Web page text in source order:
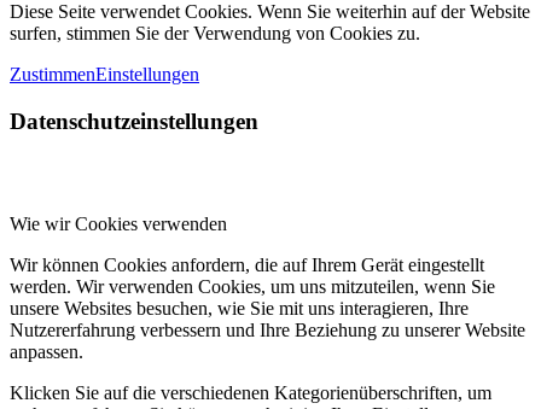
Diese Seite verwendet Cookies. Wenn Sie weiterhin auf der Website
surfen, stimmen Sie der Verwendung von Cookies zu.
ZustimmenEinstellungen
Datenschutzeinstellungen
Wie wir Cookies verwenden
Wir können Cookies anfordern, die auf Ihrem Gerät eingestellt
werden. Wir verwenden Cookies, um uns mitzuteilen, wenn Sie
unsere Websites besuchen, wie Sie mit uns interagieren, Ihre
Nutzererfahrung verbessern und Ihre Beziehung zu unserer Website
anpassen.
Klicken Sie auf die verschiedenen Kategorienüberschriften, um